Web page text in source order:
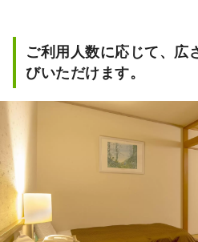
ご利用人数に応じて、広
びいただけます。